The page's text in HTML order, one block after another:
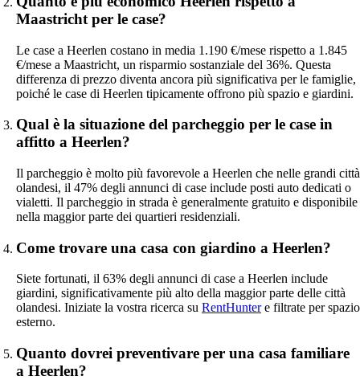
Maastricht per le case?
Le case a Heerlen costano in media 1.190 €/mese rispetto a 1.845
€/mese a Maastricht, un risparmio sostanziale del 36%. Questa
differenza di prezzo diventa ancora più significativa per le famiglie,
poiché le case di Heerlen tipicamente offrono più spazio e giardini.
Qual è la situazione del parcheggio per le case in
affitto a Heerlen?
Il parcheggio è molto più favorevole a Heerlen che nelle grandi città
olandesi, il 47% degli annunci di case include posti auto dedicati o
vialetti. Il parcheggio in strada è generalmente gratuito e disponibile
nella maggior parte dei quartieri residenziali.
Come trovare una casa con giardino a Heerlen?
Siete fortunati, il 63% degli annunci di case a Heerlen include
giardini, significativamente più alto della maggior parte delle città
olandesi. Iniziate la vostra ricerca su RentHuntere filtrate per spazio
esterno.
Quanto dovrei preventivare per una casa familiare
a Heerlen?